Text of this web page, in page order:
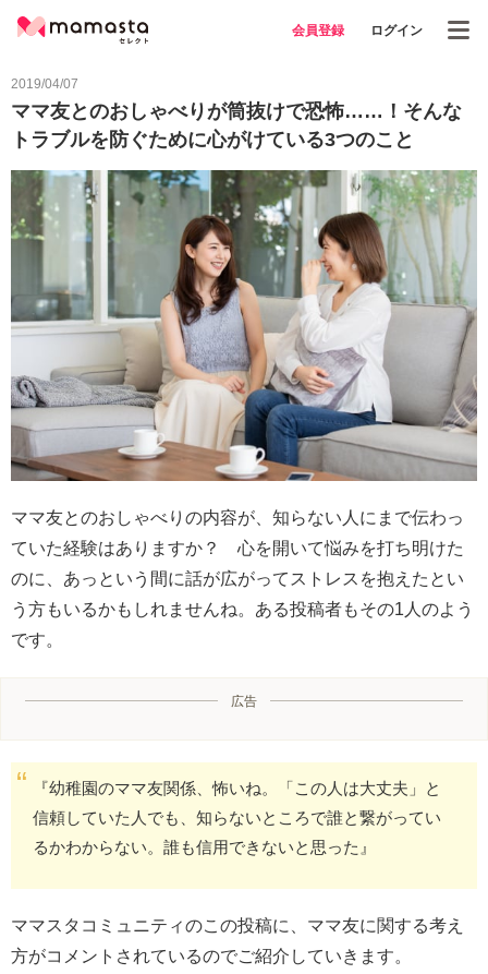
会員登録 ログイン
2019/04/07
ママ友とのおしゃべりが筒抜けで恐怖……！そんな
トラブルを防ぐために心がけている3つのこと
ママ友とのおしゃべりの内容が、知らない人にまで伝わっ
ていた経験はありますか？ 心を開いて悩みを打ち明けた
のに、あっという間に話が広がってストレスを抱えたとい
う方もいるかもしれませんね。ある投稿者もその1人のよう
です。
広告
『幼稚園のママ友関係、怖いね。「この人は大丈夫」と
信頼していた人でも、知らないところで誰と繋がってい
るかわからない。誰も信用できないと思った』
ママスタコミュニティのこの投稿に、ママ友に関する考え
方がコメントされているのでご紹介していきます。